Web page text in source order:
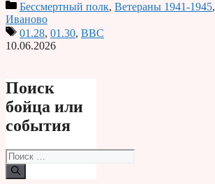
PrintБессмертный полк, Ветераны 1941-1945,
Иваново
01.28, 01.30, ВВС
10.06.2026
Поиск
бойца или
события
Поиск: